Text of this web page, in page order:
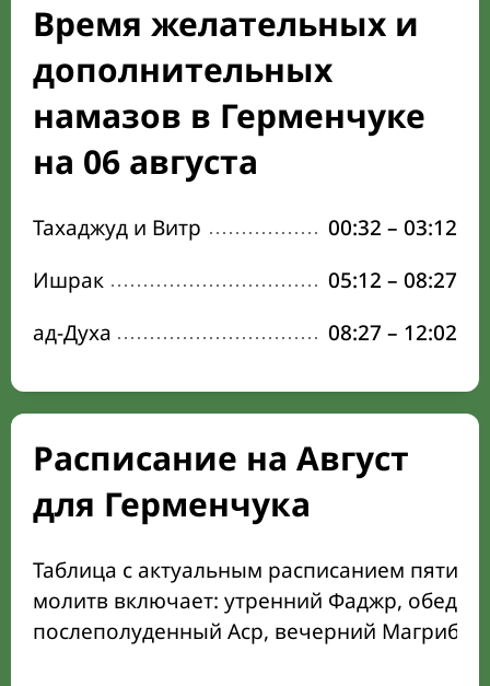
Время желательных и
дополнительных
намазов в Герменчуке
на 06 августа
Тахаджуд и Витр 00:32 – 03:12
Ишрак
05:12 – 08:27
ад-Духа
08:27 – 12:02
Расписание на Август
для Герменчука
Таблица с актуальным расписанием пяти
молитв включает: утренний Фаджр,
послеполуденный Аср, вечерний Магриб